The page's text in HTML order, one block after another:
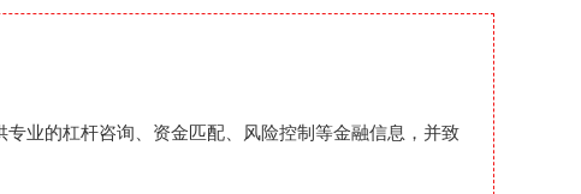
业的杠杆咨询、资金匹配、风险控制等金融信息，并致